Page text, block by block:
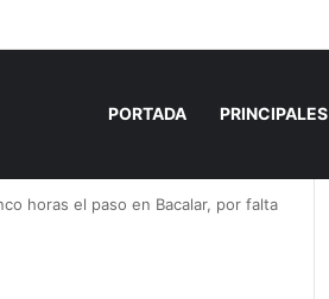
PORTADA PRINCIPALES
horas el paso en Bacalar, por falta